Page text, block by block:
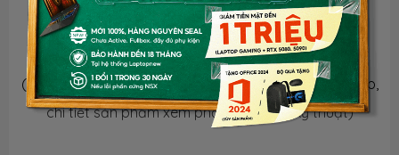
MSI THIN GF63
(Nội dung mô tả sản phẩm mang tính chất tham khảo,
chi tiết sản phẩm xem phần thông số kỹ thuật)